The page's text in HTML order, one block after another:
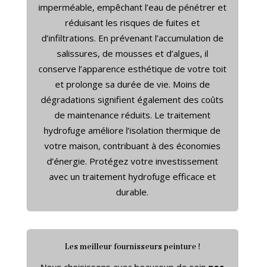
imperméable, empêchant l’eau de pénétrer et
réduisant les risques de fuites et
d’infiltrations. En prévenant l’accumulation de
salissures, de mousses et d’algues, il
conserve l’apparence esthétique de votre toit
et prolonge sa durée de vie. Moins de
dégradations signifient également des coûts
de maintenance réduits. Le traitement
hydrofuge améliore l’isolation thermique de
votre maison, contribuant à des économies
d’énergie. Protégez votre investissement
avec un traitement hydrofuge efficace et
durable.
Les meilleur fournisseurs peinture !